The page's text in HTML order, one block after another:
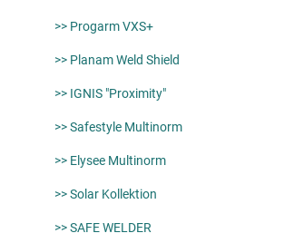
>> Progarm VXS+
>> Planam Weld Shield
>> IGNIS "Proximity"
>> Safestyle Multinorm
>> Elysee Multinorm
>> Solar Kollektion
>> SAFE WELDER